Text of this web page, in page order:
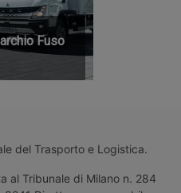
Fuso
del Trasporto e Logistica.
al Tribunale di Milano n. 284